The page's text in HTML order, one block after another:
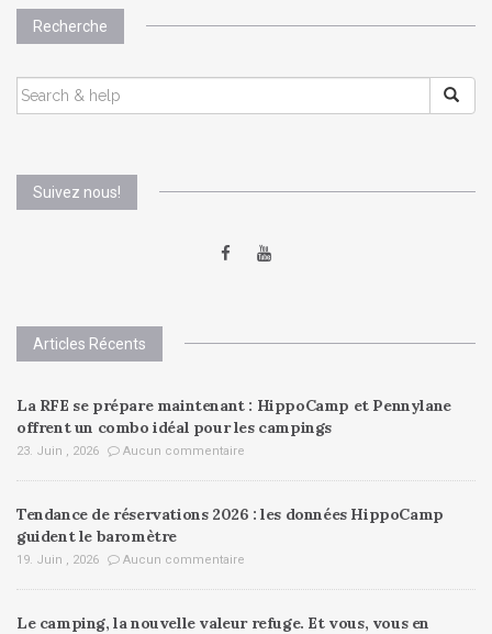
Recherche
SEARCH
FOR:
Suivez nous!
Articles Récents
La RFE se prépare maintenant : HippoCamp et Pennylane
offrent un combo idéal pour les campings
23. Juin , 2026 Aucun commentaire
Tendance de réservations 2026 : les données HippoCamp
guident le baromètre
19. Juin , 2026 Aucun commentaire
Le camping, la nouvelle valeur refuge. Et vous, vous en